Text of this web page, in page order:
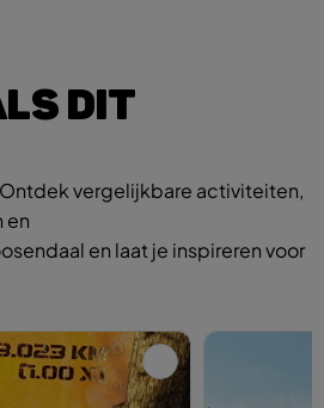
DIT
vergelijkbare activiteiten,
en
en laat je inspireren voor